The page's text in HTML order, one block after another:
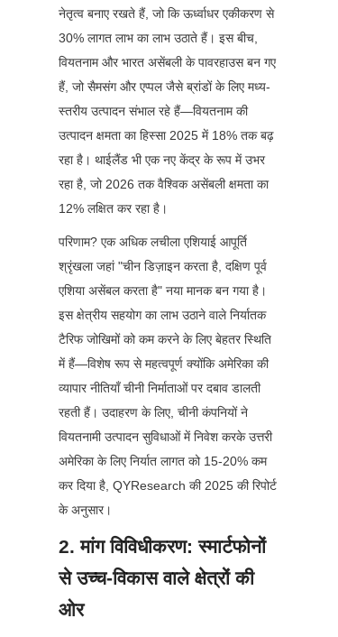
नेतृत्व बनाए रखते हैं, जो कि ऊर्ध्वाधर एकीकरण से
30% लागत लाभ का लाभ उठाते हैं। इस बीच,
वियतनाम और भारत असेंबली के पावरहाउस बन गए
हैं, जो सैमसंग और एप्पल जैसे ब्रांडों के लिए मध्य-
स्तरीय उत्पादन संभाल रहे हैं—वियतनाम की
उत्पादन क्षमता का हिस्सा 2025 में 18% तक बढ़
रहा है। थाईलैंड भी एक नए केंद्र के रूप में उभर
रहा है, जो 2026 तक वैश्विक असेंबली क्षमता का
12% लक्षित कर रहा है।
परिणाम? एक अधिक लचीला एशियाई आपूर्ति
श्रृंखला जहां "चीन डिज़ाइन करता है, दक्षिण पूर्व
एशिया असेंबल करता है" नया मानक बन गया है।
इस क्षेत्रीय सहयोग का लाभ उठाने वाले निर्यातक
टैरिफ जोखिमों को कम करने के लिए बेहतर स्थिति
में हैं—विशेष रूप से महत्वपूर्ण क्योंकि अमेरिका की
व्यापार नीतियाँ चीनी निर्माताओं पर दबाव डालती
रहती हैं। उदाहरण के लिए, चीनी कंपनियों ने
वियतनामी उत्पादन सुविधाओं में निवेश करके उत्तरी
अमेरिका के लिए निर्यात लागत को 15-20% कम
कर दिया है, QYResearch की 2025 की रिपोर्ट
के अनुसार।
2. मांग विविधीकरण: स्मार्टफोनों
से उच्च-विकास वाले क्षेत्रों की
ओर